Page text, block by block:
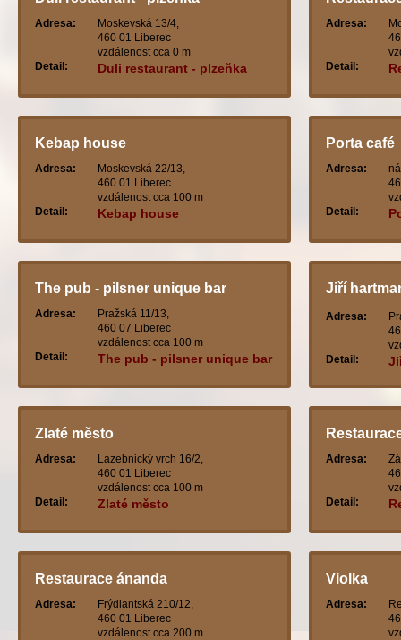
Adresa:
Moskevská 13/4,
460 01 Liberec
vzdálenost cca 0 m
Detail:
Duli restaurant - plzeňka
Adresa:
Detail:
Kebap house
Adresa:
Moskevská 22/13,
460 01 Liberec
vzdálenost cca 100 m
Detail:
Kebap house
Porta café
Adresa:
Detail:
The pub - pilsner unique bar
Adresa:
Pražská 11/13,
460 07 Liberec
vzdálenost cca 100 m
Detail:
The pub - pilsner unique bar
Jiří
kohout
Adresa:
Detail:
Zlaté město
Adresa:
Lazebnický vrch 16/2,
460 01 Liberec
vzdálenost cca 100 m
Detail:
Zlaté město
Adresa:
Detail:
Restaurace ánanda
Adresa:
Frýdlantská 210/12,
460 01 Liberec
vzdálenost cca 200 m
Violka
Adresa: